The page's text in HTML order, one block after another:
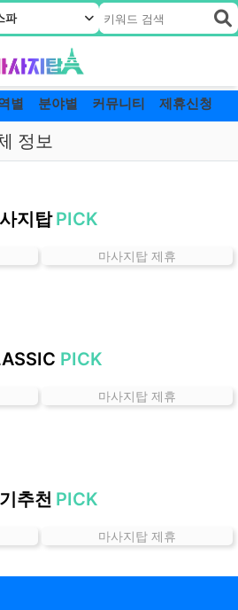
파
별 분야별 커뮤니티 제휴신청
정보
지탑 PICK
마사지탑 제휴
PICK
마사지탑 제휴
추천 PICK
마사지탑 제휴